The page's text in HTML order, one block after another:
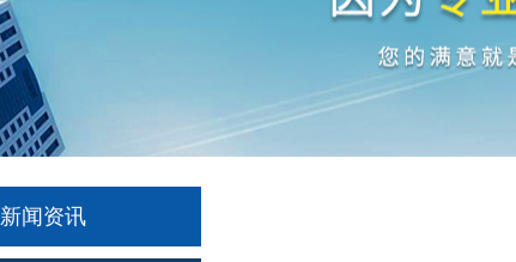
新闻资讯